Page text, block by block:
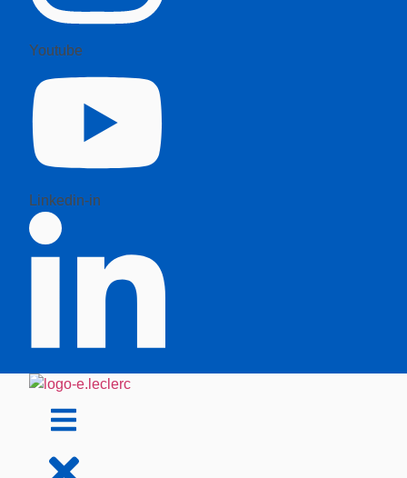
Youtube
Linkedin-in